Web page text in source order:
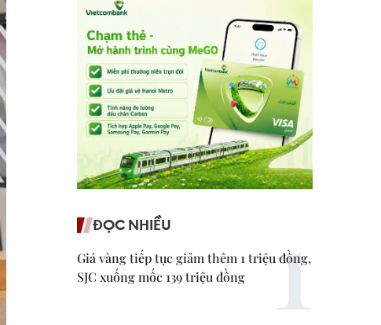
ĐỌC NHIỀU
Giá vàng tiếp tục giảm thêm 1 triệu đồng,
SJC xuống mốc 139 triệu đồng